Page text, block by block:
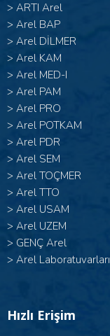
> ARTI Arel
> Arel BAP
> Arel DİLMER
> Arel KAM
> Arel MED-I
> Arel PAM
> Arel PRO
> Arel POTKAM
> Arel PDR
> Arel SEM
> Arel TOÇMER
> Arel TTO
> Arel USAM
> Arel UZEM
> GENÇ Arel
> Arel Laboratuvarları
Hızlı Erişim